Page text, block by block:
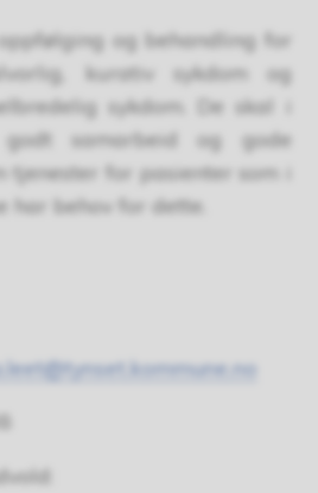
og behandling for
kurativ sykdom og
sykdom. De skal i
samarbeid og gode
for pasienter som i
har behov for dette.